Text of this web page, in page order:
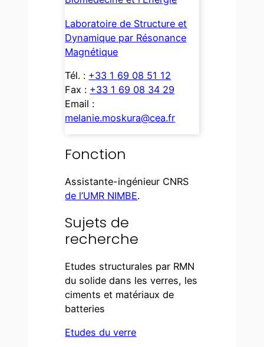
Laboratoire de Structure et
Dynamique par Résonance
Magnétique
Tél. : +33 1 69 08 51 12
Fax : +33 1 69 08 34 29
Email :
melanie.moskura@cea.fr
Fonction
Assistante-ingénieur CNRS
de l’UMR NIMBE.
Sujets de
recherche
Etudes structurales par RMN
du solide dans les verres, les
ciments et matériaux de
batteries
Etudes du verre